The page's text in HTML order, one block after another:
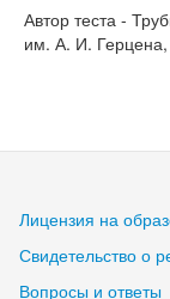
Автор теста -
им. А. И. Герцена,
Лицензия на
Свидетельство о
Вопросы и ответы